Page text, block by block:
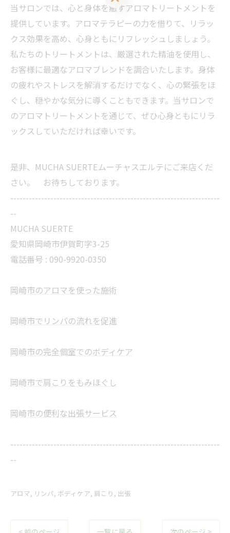
当サロンでは、心と身体を癒すアロマトリートメントを
提供しています。アロマテラピーの力を借りて、リラッ
クス効果を高め、心身ともにリフレッシュしましょう。
私たちのトリートメントは、厳選された精油を使用し、
お客様に最適なアロマブレンドを調合いたします。身体
の疲れやストレスを解消するだけでなく、心の緊張をほ
ぐし、穏やかな気分に導くこともできます。当サロンで
のアロマトリートメントを通じて、ぜひ心身ともにリラ
ックスしていただければ幸いです。
是非、MUCHA SUERTEムーチャスエルテにご来店くだ
さい。 お待ちしております。
--------------------------------------------------------------------
--
MUCHA SUERTE
愛知県岡崎市伊賀町字3-25
電話番号 : 090-9920-0350
岡崎市のアロマを使った施術
岡崎市でリンパの流れを促進
岡崎市の完全個室でのボディケア
岡崎市で肩こりをもみほぐし
岡崎市の便利な出張サービス
--------------------------------------------------------------------
--
アロマ リンパ ボディケア 肩こり 出張